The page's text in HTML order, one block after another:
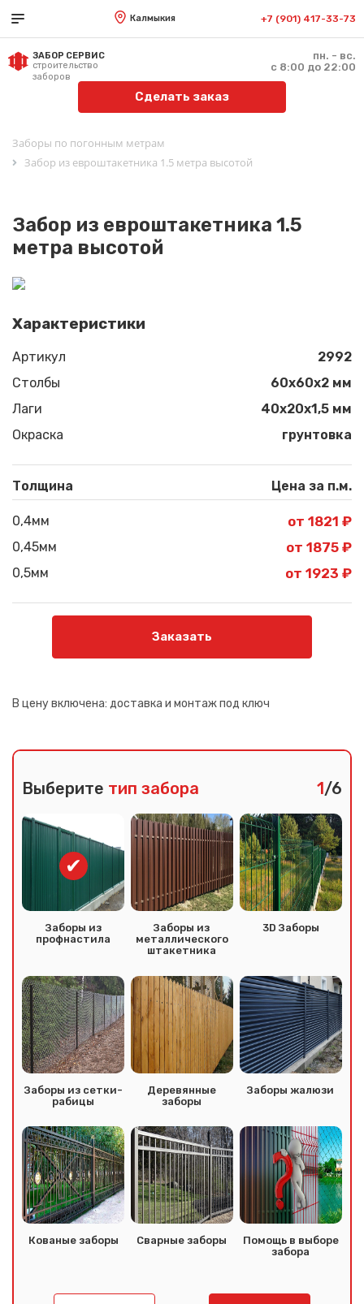
Калмыкия +7 (901) 417-33-73
ЗАБОР СЕРВИС
строительство
заборов
пн. - вс.
с 8:00 до 22:00
Сделать заказ
Заборы по погонным метрам
Забор из евроштакетника 1.5 метра высотой
Забор из евроштакетника 1.5
метра высотой
Характеристики
Артикул
2992
Столбы
60х60х2 мм
Лаги
40х20х1,5 мм
Окраска
грунтовка
Толщина Цена за п.м.
0,4мм от 1821 ₽
0,45мм от 1875 ₽
0,5мм от 1923 ₽
Заказать
В цену включена: доставка и монтаж под ключ
Выберите тип забора 1/6
Заборы из
профнастила
Заборы из
металлического
штакетника
3D Заборы
Заборы из сетки-
рабицы
Деревянные
заборы
Заборы жалюзи
Кованые заборы Сварные заборы
Помощь в выборе
забора